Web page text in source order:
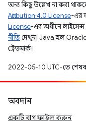
অন্য কিছু উল্লেখ না করা
Attribution 4.0 License-এর
License-এর অধীনে লাইসেন্স
নীতিদেখুন। Java হল Oracle
ট্রেডমার্ক।
2022-05-10 UTC-তে
অবদান
একটি বাগ ফাইল করুন